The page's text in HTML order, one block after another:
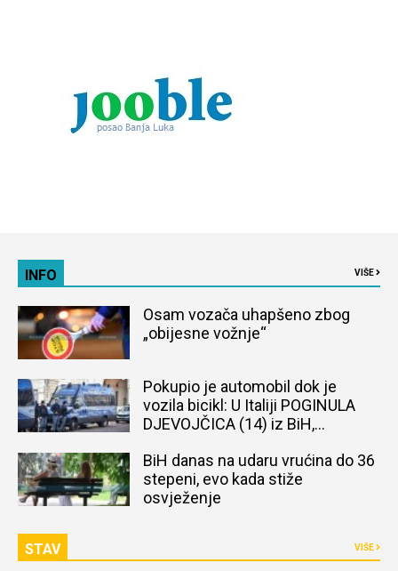
INFO VIŠE
Osam vozača uhapšeno zbog
„obijesne vožnje“
Pokupio je automobil dok je
vozila bicikl: U Italiji POGINULA
DJEVOJČICA (14) iz BiH,
BiH danas na udaru vrućina do 36
stepeni, evo kada stiže
osvježenje
STAV VIŠE